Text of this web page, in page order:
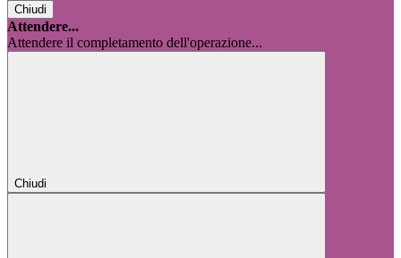
Chiudi
Attendere...
Attendere il completamento dell'operazione...
Chiudi